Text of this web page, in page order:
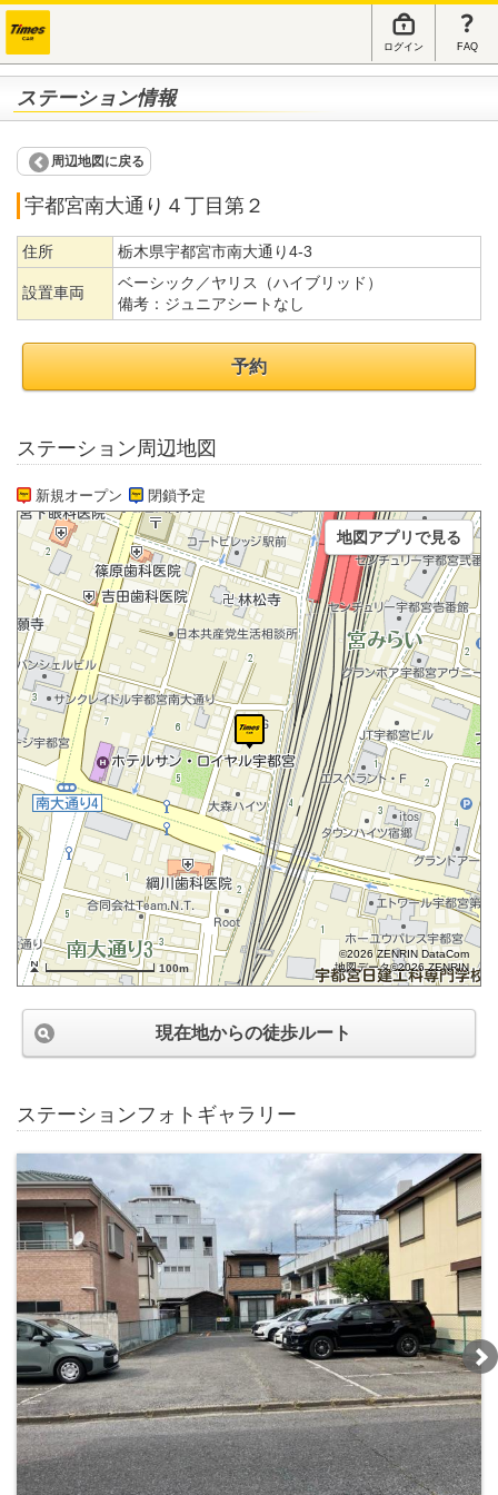
ログイン FAQ
ステーション情報
周辺地図に戻る
宇都宮南大通り４丁目第２
住所 栃木県宇都宮市南大通り4-3
設置車両
ベーシック／ヤリス（ハイブリッド）
備考： ジュニアシートなし
予約
ステーション周辺地図
新規オープン 閉鎖予定
100m
©2026 ZENRIN DataCom
地図データ©2026 ZENRIN
地図アプリで見る
現在地からの徒歩ルート
ステーションフォトギャラリー